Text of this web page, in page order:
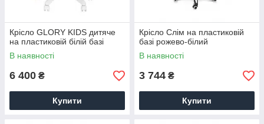
Крісло GLORY KIDS дитяче
на пластиковій білій базі
В наявності
6 400 ₴
Купити
Крісло Слім на пластиковій
базі рожево-білий
В наявності
3 744 ₴
Купити